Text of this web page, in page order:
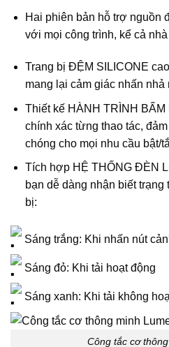
Hai phiên bản hỗ trợ nguồn
với mọi công trình, kể cả
Trang bị ĐỆM SILICONE
mang lại cảm giác nhấn
Thiết kế HÀNH TRÌNH
chính xác từng thao tác,
chóng cho mọi nhu cầu bật/
Tích hợp HỆ THỐNG ĐÈN
bạn dễ dàng nhận biết
bị:
Sáng trắng: Khi nhấn nút
Sáng đỏ: Khi tải hoạt động
Sáng xanh: Khi tải không
Công tắc cơ